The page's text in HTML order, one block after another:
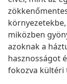
miközben
azoknak a
hasznosságot
fokozva kültéri